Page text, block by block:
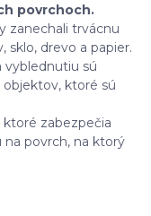
povrchoch.
zanechali trvácnu
sklo, drevo a papier.
vyblednutiu sú
objektov, ktoré sú
ktoré zabezpečia
povrch, na ktorý